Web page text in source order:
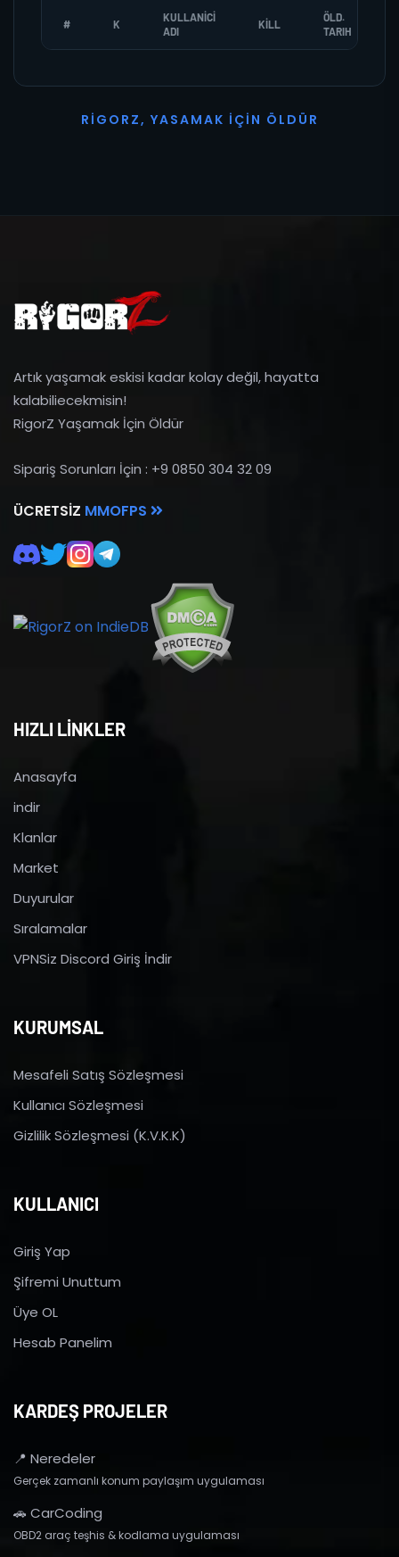
# K
KULLANICI
ADI
KILL
ÖLD.
TARIH
R I G O R Z, YASAMAK İ ÇI N Ö L D Ü R
Artık yaşamak eskisi kadar kolay değil, hayatta
kalabiliecekmisin!
RigorZ Yaşamak İçin Öldür
Sipariş Sorunları İçin : +9 0850 304 32 09
ÜCRETSIZ MMOFPS
HIZLI LİNKLER
Anasayfa
indir
Klanlar
Market
Duyurular
Sıralamalar
VPNSiz Discord Giriş İndir
KURUMSAL
Mesafeli Satış Sözleşmesi
Kullanıcı Sözleşmesi
Gizlilik Sözleşmesi (K.V.K.K)
KULLANICI
Giriş Yap
Şifremi Unuttum
Üye OL
Hesab Panelim
KARDEŞ PROJELER
📍 Neredeler
Gerçek zamanlı konum paylaşım uygulaması
🚗 CarCoding
OBD2 araç teşhis & kodlama uygulaması